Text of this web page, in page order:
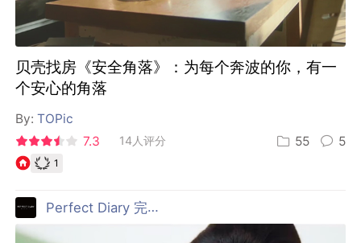
贝壳找房《安全角落》：为每个奔波的你，有一
个安心的角落
By:TOPic
7.3
14人评分 55 5
1
Perfect Diary 完美日记